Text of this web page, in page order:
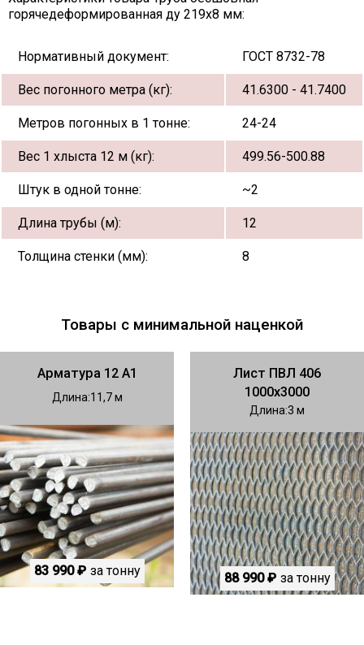
горячедеформированная ду 219х8 мм:
Нормативный документ: ГОСТ 8732-78
Вес погонного метра (кг): 41.6300 - 41.7400
Метров погонных в 1 тонне: 24-24
Вес 1 хлыста 12 м (кг): 499.56-500.88
Штук в одной тонне: ~2
Длина трубы (м): 12
Толщина стенки (мм): 8
Товары с минимальной наценкой
Арматура 12 А1
Длина 11,7
83 990 ₽ за тонну
Лист ПВЛ 406
1000х3000
Длина 3
88 990 ₽ за тонну